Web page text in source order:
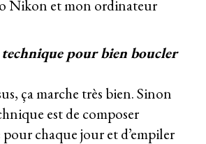
Nikon et mon ordinateur
pour bien boucler
ça marche très bien. Sinon
est de composer
chaque jour et d’empiler